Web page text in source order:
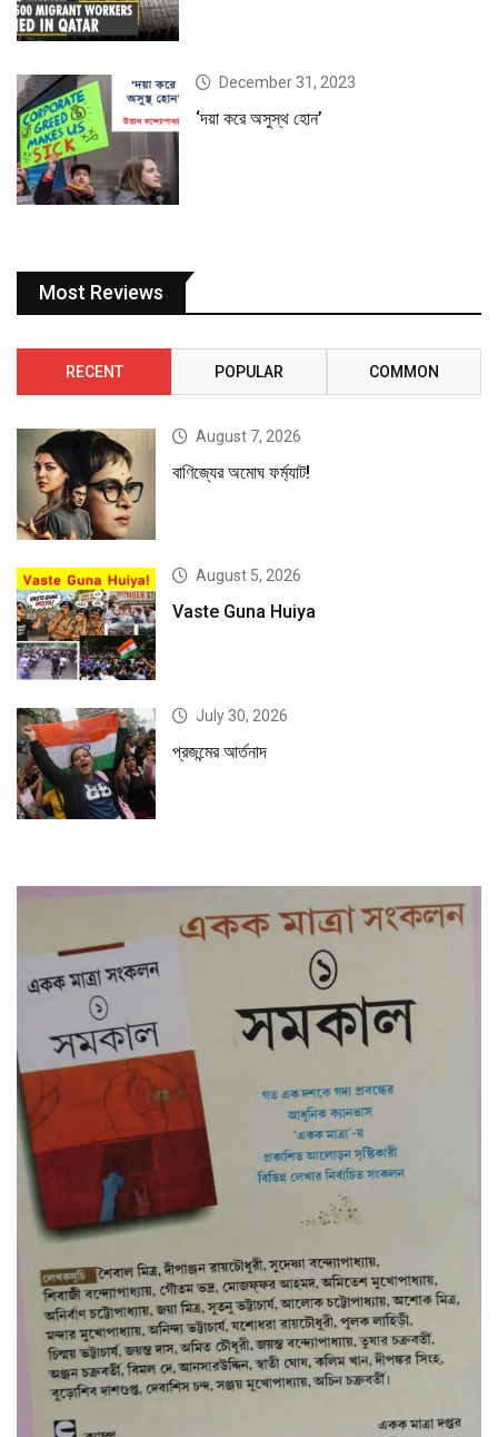
December 31, 2023
‘দয়া করে অসুস্থ হোন’
Most Reviews
RECENT POPULAR COMMON
August 7, 2026
বাণিজ্যের অমোঘ ফর্ম্যাট!
August 5, 2026
Vaste Guna Huiya
July 30, 2026
প্রজন্মের আর্তনাদ